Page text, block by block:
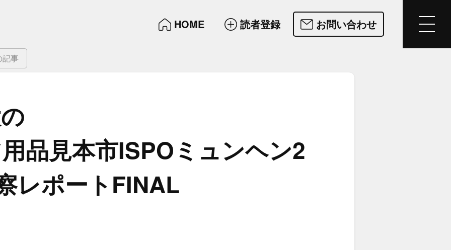
HOME 読者登録 お問い合わせ
記事
品見本市ISPOミュンヘン2
レポートFINAL